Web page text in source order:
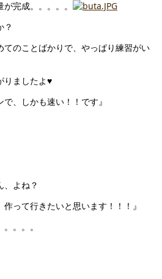
完成。。。。。
？
てのことばかりで、やっぱり練習がい
りましたよ♥
、しかも速い！！です』
、よね？
作って行きたいと思います！！！』
。。。